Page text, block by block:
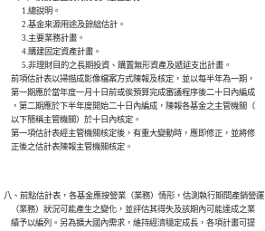
          1.總說明。
          2.基金來源用途及餘絀估計。
          3.主要業務計畫。
          4.購建固定資產計畫。
          5.非理財目的之長期投資、購置無形資產及遞延支出計畫。
    前項估計表以掃描成影像檔案方式陳報及核定，並以每半年為一期，
    第一期應於當年度一月十日前或俟預算完成審議程序後二十日內編成
    ，第二期應於下半年度開始二十日內編成，陳報各基金之主管機關（
    以下簡稱主管機關）於十日內核定。
    第一項估計表經主管機關核定後，有重大變動時，應即修正，並將修
八、前點估計表，各基金應按營業（業務）情形，估測執行期間產銷營運
    （業務）狀況可能產生之變化，並評估其得失及該期內可能達成之業
    績予以編列。另為擴大國內需求，維持經濟穩定成長，各項計畫可提